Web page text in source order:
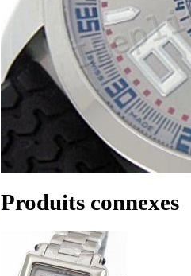
Produits connexes